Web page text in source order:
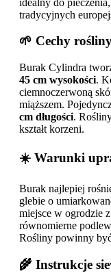
tradycyjnych
🌱 Cechy
Burak Cylindra
45 cm wysokości.
ciemnoczerwoną
miąższem.
cm długości.
kształt korzeni.
☀️ Warunki
Burak najlepiej
glebie o
miejsce w ogrodzie
równomierne
Rośliny powinny
🌾 Instrukcje